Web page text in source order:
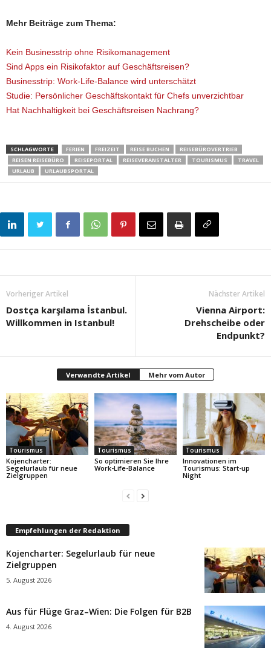
Mehr Beiträge zum Thema:
Kein Businesstrip ohne Risikomanagement
Sind Apps ein Risikofaktor auf Geschäftsreisen?
Businesstrip: Work-Life-Balance wird unterschätzt
Studie: Persönlicher Geschäftskontakt für Chefs unverzichtbar
Hat Nachhaltigkeit bei Geschäftsreisen Nachrang?
SCHLAGWORTE FERIEN FREIZEIT REISE BUCHEN
REISEBÜROVERTRIEB
REISEN REISEBÜRO
REISEPORTAL REISEVERANSTALTER TOURISMUS
TRAVEL
URLAUB
URLAUBSPORTAL
Vorheriger Artikel
Dostça karşılama İstanbul.
Willkommen in Istanbul!
Nächster Artikel
Vienna Airport:
Drehscheibe oder
Endpunkt?
Verwandte Artikel Mehr vom Autor
Tourismus
Kojencharter:
Segelurlaub für neue
Zielgruppen
Tourismus
So optimieren Sie Ihre
Work-Life-Balance
Tourismus
Innovationen im
Tourismus: Start-up
Night
Empfehlungen der Redaktion
Kojencharter: Segelurlaub für neue
Zielgruppen
5. August 2026
Aus für Flüge Graz–Wien: Die Folgen für B2B
4. August 2026